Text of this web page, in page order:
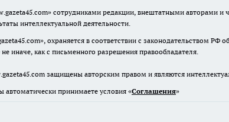
сотрудниками редакции, внештатными авторами и
интеллектуальной деятельности.
охраняется в соответствии с законодательством
иначе, как с письменного разрешения правообладателя.
защищены авторским правом и являются
автоматически принимаете условия «Cоглашения»